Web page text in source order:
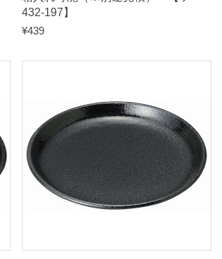
積
【
ツ
4
3
3
432-197】
¥439